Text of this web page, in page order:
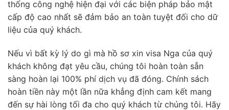
thống công nghệ hiện đại với các biện pháp bảo mật
cấp độ cao nhất sẽ đảm bảo an toàn tuyệt đối cho dữ
liệu của quý khách.
Nếu vì bất kỳ lý do gì mà hồ sơ xin visa Nga của quý
khách không đạt yêu cầu, chúng tôi hoàn toàn sẵn
sàng hoàn lại 100% phí dịch vụ đã đóng. Chính sách
hoàn tiền này một lần nữa khẳng định cam kết mang
đến sự hài lòng tối đa cho quý khách từ chúng tôi. Hãy